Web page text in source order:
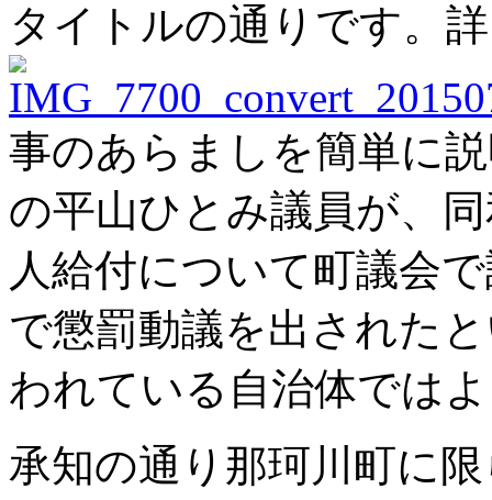
タイトルの通りです。
事のあらましを簡単に
の平山ひとみ議員が、
人給付について町議会
で懲罰動議を出された
われている自治体では
承知の通り那珂川町に